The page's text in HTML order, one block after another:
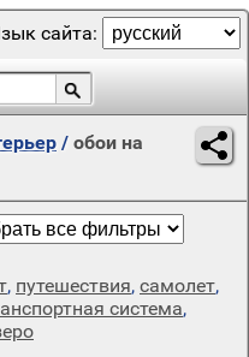
сайта:
/ обои на
, путешествия, самолет,
система,